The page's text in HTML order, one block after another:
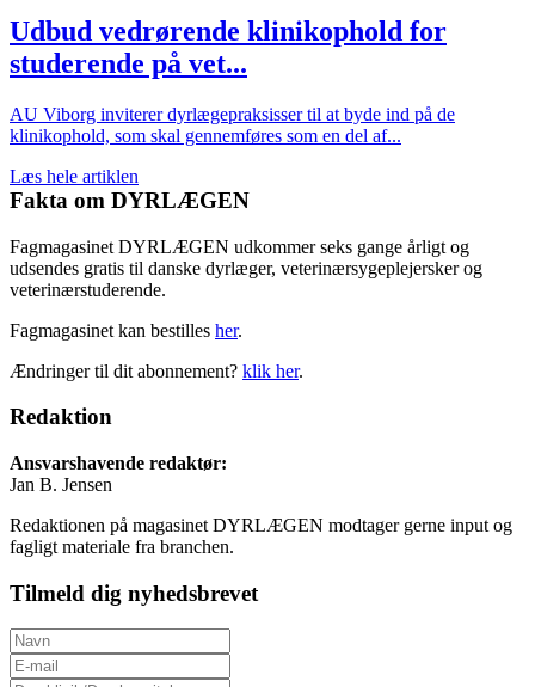
Udbud vedrørende klinikophold for
studerende på vet...
AU Viborg inviterer dyrlægepraksisser til at byde ind på de
klinikophold, som skal gennemføres som en del af...
Læs hele artiklen
Fakta om DYRLÆGEN
Fagmagasinet DYRLÆGEN udkommer seks gange årligt og
udsendes gratis til danske dyrlæger, veterinærsygeplejersker og
veterinærstuderende.
Fagmagasinet kan bestilles her.
Ændringer til dit abonnement? klik her.
Redaktion
Ansvarshavende redaktør:
Jan B. Jensen
Redaktionen på magasinet DYRLÆGEN modtager gerne input og
fagligt materiale fra branchen.
Tilmeld dig nyhedsbrevet